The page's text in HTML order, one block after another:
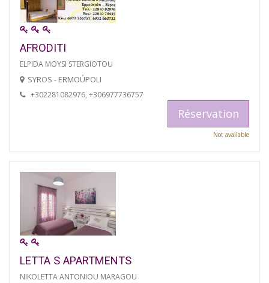
AFRODITI
ELPIDA MOYSI STERGIOTOU
SYROS - ERMOÚPOLI
+302281082976, +306977736757
Réservation
Not available
LETTA S APARTMENTS
NIKOLETTA ANTONIOU MARAGOU